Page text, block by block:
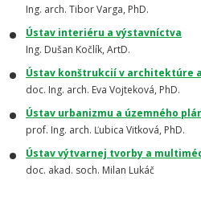
Ing. arch. Tibor Varga, PhD.
Ústav interiéru a výstavníctva
Ing. Dušan Kočlík, ArtD.
Ústav konštrukcií v architektúre
doc. Ing. arch. Eva Vojteková, PhD.
Ústav urbanizmu a územného
prof. Ing. arch. Ľubica Vitková, PhD.
Ústav výtvarnej tvorby a
doc. akad. soch. Milan Lukáč